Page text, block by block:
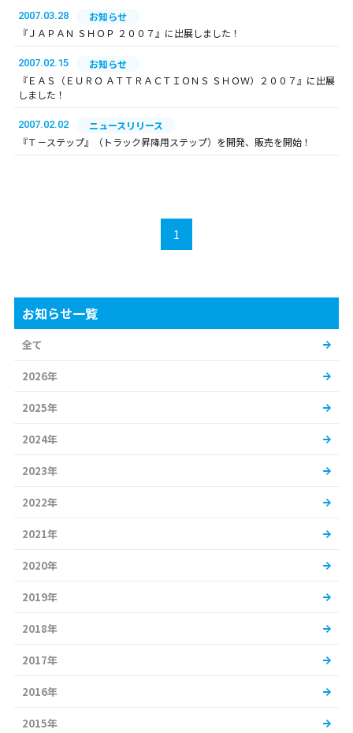
2007.03.28
お知らせ
『ＪＡＰＡＮ ＳＨＯＰ ２００７』に出展しました！
2007.02.15
お知らせ
『ＥＡＳ（ＥＵＲＯ ＡＴＴＲＡＣＴＩＯＮＳ ＳＨＯＷ）２００７』に出展
しました！
2007.02.02
ニュースリリース
『Ｔ－ステップ』（トラック昇降用ステップ）を開発、販売を開始！
1
お知らせ一覧
全て
2026年
2025年
2024年
2023年
2022年
2021年
2020年
2019年
2018年
2017年
2016年
2015年